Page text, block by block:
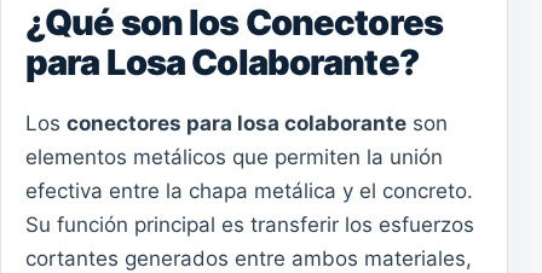
¿Qué son los Conectores
para Losa Colaborante?
Los conectores para losa colaborante son
elementos metálicos que permiten la unión
efectiva entre la chapa metálica y el concreto.
Su función principal es transferir los esfuerzos
cortantes generados entre ambos materiales,